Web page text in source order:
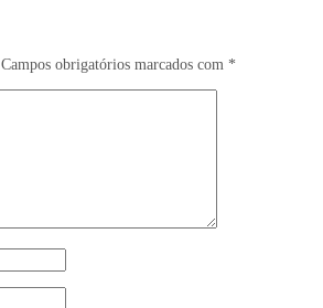
Campos obrigatórios marcados com *